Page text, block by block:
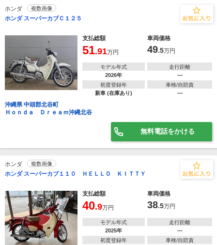
ホンダ 複数画像
ホンダ スーパーカブＣ１２５
支払総額 車両価格
51.91万円 49.5万円
モデル年式
2026年
走行距離
―
初度登録年
新車 (在庫あり)
車検/自賠責
―
沖縄県 中頭郡北谷町
Ｈｏｎｄａ Ｄｒｅａｍ沖縄北谷
無料電話をかける
ホンダ 複数画像
ホンダ スーパーカブ１１０ ＨＥＬＬＯ ＫＩＴＴＹ
支払総額 車両価格
40.9万円 38.5万円
モデル年式
2025年
走行距離
―
初度登録年
車検/自賠責